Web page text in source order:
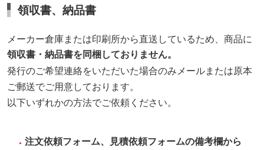
領収書、納品書
メーカー倉庫または印刷所から直送しているため、商品に
領収書・納品書を同梱しておりません。
発行のご希望連絡をいただいた場合のみメールまたは原本
ご郵送でご用意しております。
以下いずれかの方法でご依頼ください。
注文依頼フォーム、見積依頼フォームの備考欄から